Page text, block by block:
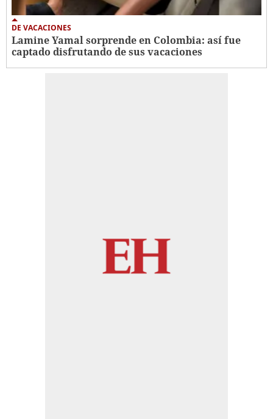
DE VACACIONES
Lamine Yamal sorprende en Colombia: así fue
captado disfrutando de sus vacaciones